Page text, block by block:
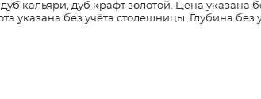
кальяри, дуб крафт золотой. Цена указана
указана без учёта столешницы. Глубина без